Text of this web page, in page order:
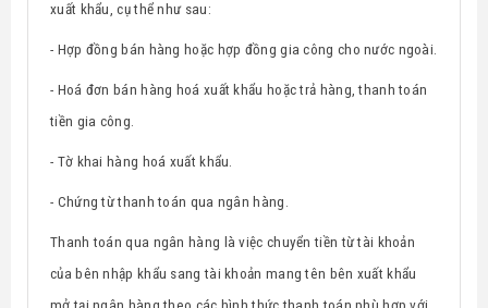
xuất khẩu, cụ thể như sau:
- Hợp đồng bán hàng hoặc hợp đồng gia công cho nước ngoài.
- Hoá đơn bán hàng hoá xuất khẩu hoặc trả hàng, thanh toán
tiền gia công.
- Tờ khai hàng hoá xuất khẩu.
- Chứng từ thanh toán qua ngân hàng.
Thanh toán qua ngân hàng là việc chuyển tiền từ tài khoản
của bên nhập khẩu sang tài khoản mang tên bên xuất khẩu